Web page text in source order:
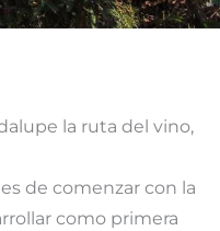
la ruta del vino,
de comenzar con la
como primera